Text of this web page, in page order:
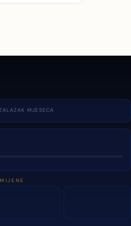
MJESECA